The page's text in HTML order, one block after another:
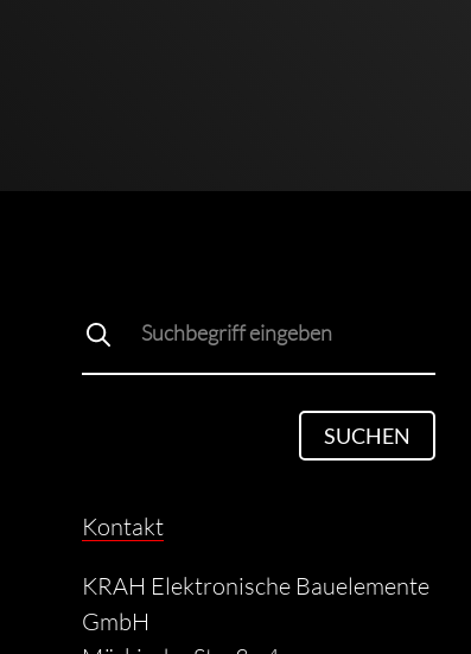
SUCHEN
Kontakt
KRAH Elektronische Bauelemente
GmbH